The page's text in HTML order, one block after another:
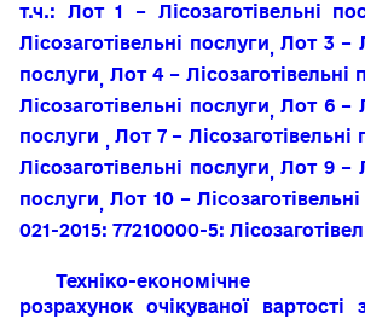
т.ч.: Лот 1 – Лісозаготівельні
Лісозаготівельні послуги,Лот 3 –
послуги, Лот 4 – Лісозаготівельні
Лісозаготівельні послуги,Лот 6 –
послуги ,Лот 7 – Лісозаготівельні
Лісозаготівельні послуги,Лот 9 –
послуги,Лот 10 –
021-2015: 77210000-5:
Техніко-економічне
розрахунок очікуваної вартості